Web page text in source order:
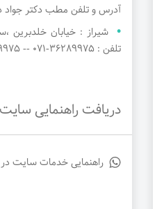
آدرس و تلفن مطب دکتر جواد
تلفن : ۳۶۲۸۹۹۷۵-071 -- ۰۹۳۹۵۶۲۹۹۷۵
دریافت راهنمایی سایت
راهنمایی خدمات سایت